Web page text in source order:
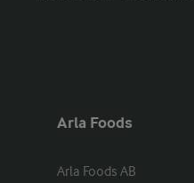
Arla Foods
Arla Foods AB